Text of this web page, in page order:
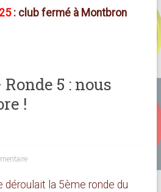
: club fermé à Montbron
5 : nous
!
déroulait la 5ème ronde du